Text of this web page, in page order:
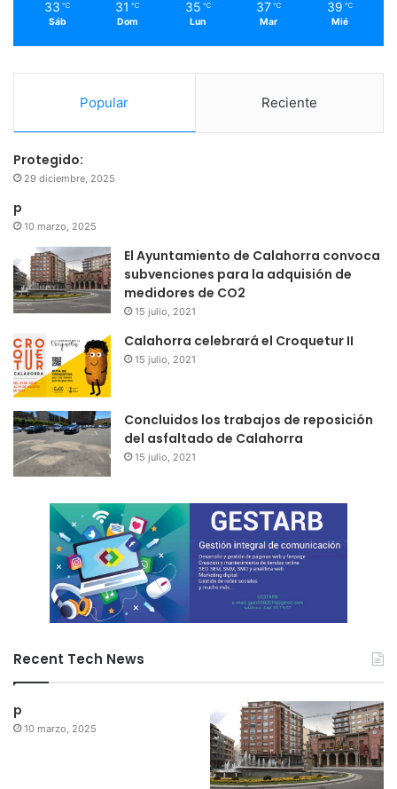
33 ℃
Sáb
31 ℃
Dom
35 ℃
Lun
37 ℃
Mar
39 ℃
Mié
Popular Reciente
Protegido:
29 diciembre, 2025
p
10 marzo, 2025
El Ayuntamiento de Calahorra convoca
subvenciones para la adquisión de
medidores de CO2
15 julio, 2021
Calahorra celebrará el Croquetur II
15 julio, 2021
Concluidos los trabajos de reposición
del asfaltado de Calahorra
15 julio, 2021
Recent Tech News
p
10 marzo, 2025